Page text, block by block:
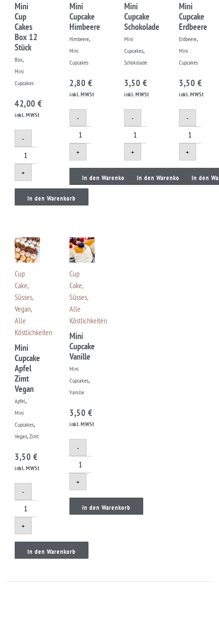
Mini
Cup
Cakes
Box 12
Stück
Box,
Mini
Cupcakes
42,00 €
inkl. MWSt
-
+
In den Warenkorb
Mini
Cupcake
Himbeere
Himbeere,
Mini
Cupcakes
2,80 €
inkl. MWSt
-
+
In den Warenkorb
Mini
Cupcake
Schokolade
Mini
Cupcakes,
Schokolade
3,50 €
inkl. MWSt
-
+
In den Warenkorb
Mini
Cupcake
Erdbeere
Erdbeere,
Mini
Cupcakes
3,50 €
inkl. MWSt
-
+
In den
Cup
Cake,
Süsses,
Vegan,
Alle
Köstlichkeiten
Mini
Cupcake
Apfel
Zimt
Vegan
Apfel,
Mini
Cupcakes,
Vegan,Zimt
3,50 €
inkl. MWSt
-
+
In den Warenkorb
Cup
Cake,
Süsses,
Alle
Köstlichkeiten
Mini
Cupcake
Vanille
Mini
Cupcakes,
Vanille
3,50 €
inkl. MWSt
-
+
In den Warenkorb